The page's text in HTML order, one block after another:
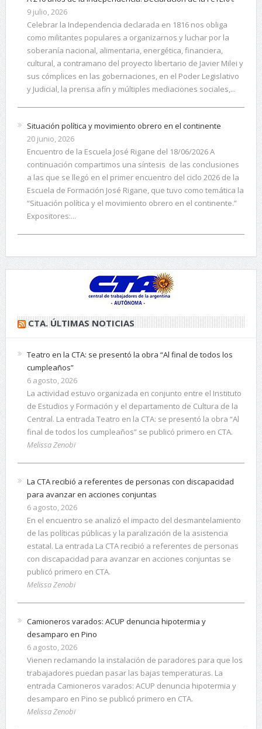
9 julio, 2026
Celebrar la Independencia declarada en 1816 nos obliga
como militantes populares a organizarnos y luchar por la
soberanía nacional, alimentaria, energética, financiera,
cultural, a contramano del proyecto libertario de Javier Milei y
sus cómplices en las gobernaciones, en el Poder Legislativo
y Judicial, la prensa afín y múltiples mediaciones sociales,...
Situación política y movimiento obrero en el continente
20 junio, 2026
Encuentro de la Escuela José Rigane del 18/06/2026 A
continuación compartimos una síntesis de las conclusiones
a las que se llegó en el primer encuentro del ciclo 2026 de la
Escuela de Formación José Rigane, que tuvo como temática la
“Situación política y el movimiento obrero en el continente.”
Expositores:...
CTA. ÚLTIMAS NOTICIAS
Teatro en la CTA: se presentó la obra “Al final de todos los
cumpleaños”
6 agosto, 2026
La actividad estuvo organizada en conjunto entre el Instituto
de Estudios y Formación y el departamento de Cultura de la
Central. La entrada Teatro en la CTA: se presentó la obra “Al
final de todos los cumpleaños” se publicó primero en CTA.
Melissa Zenobi
La CTA recibió a referentes de personas con discapacidad
para avanzar en acciones conjuntas
6 agosto, 2026
En el encuentro se analizó el impacto del desmantelamiento
de las políticas públicas y la paralización de la asistencia
estatal. La entrada La CTA recibió a referentes de personas
con discapacidad para avanzar en acciones conjuntas se
publicó primero en CTA.
Melissa Zenobi
Camioneros varados: ACUP denuncia hipotermia y
desamparo en Pino
6 agosto, 2026
Vienen reclamando la instalación de paradores para que los
trabajadores puedan pasar las bajas temperaturas. La
entrada Camioneros varados: ACUP denuncia hipotermia y
desamparo en Pino se publicó primero en CTA.
Melissa Zenobi